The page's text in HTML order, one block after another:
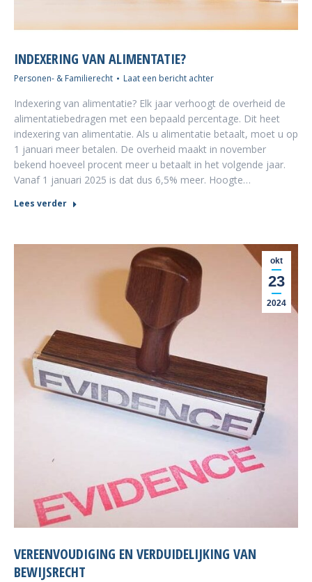
INDEXERING VAN ALIMENTATIE?
Personen- & Familierecht Laat een bericht achter
Indexering van alimentatie? Elk jaar verhoogt de overheid de
alimentatiebedragen met een bepaald percentage. Dit heet
indexering van alimentatie. Als u alimentatie betaalt, moet u op
1 januari meer betalen. De overheid maakt in november
bekend hoeveel procent meer u betaalt in het volgende jaar.
Vanaf 1 januari 2025 is dat dus 6,5% meer. Hoogte…
Lees verder
okt
23
2024
VEREENVOUDIGING EN VERDUIDELIJKING VAN
BEWIJSRECHT